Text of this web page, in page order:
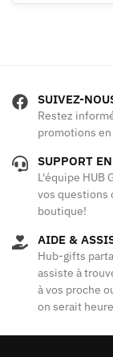
SUIVEZ-
Restez
promotions
SUPPORT
L'équipe HUB
vos questions
boutique!
AIDE &
Hub-gifts
assiste à
à vos proche
on serait